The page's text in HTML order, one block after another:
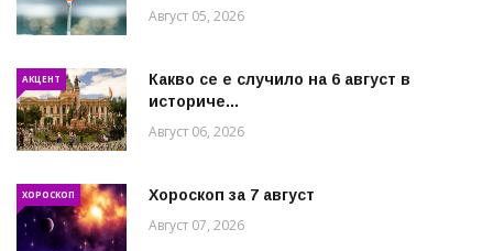
Август 05, 2026
АКЦЕНТ
Какво се е случило на 6 август в
историче...
Август 06, 2026
ХОРОСКОП Хороскоп за 7 август
Август 07, 2026